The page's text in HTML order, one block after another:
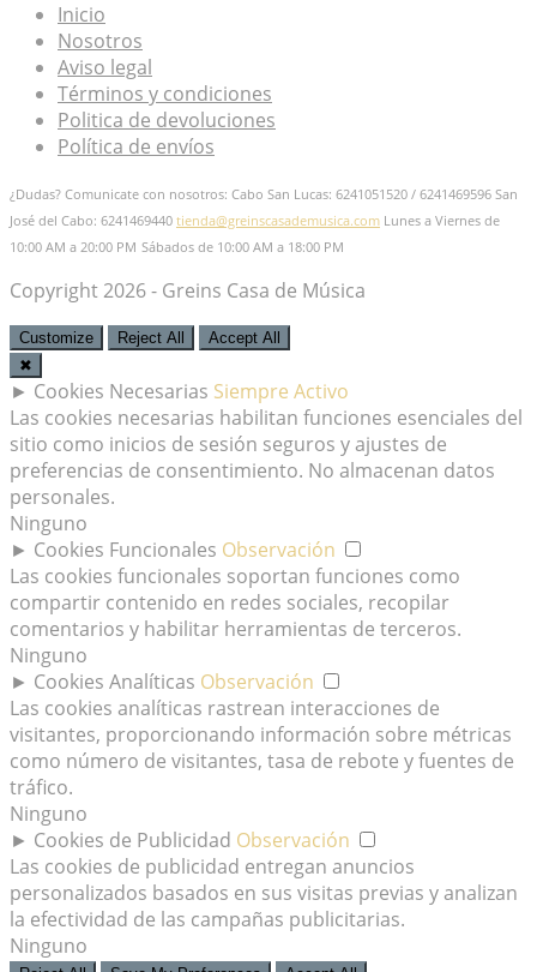
Inicio
Nosotros
Aviso legal
Términos y condiciones
Politica de devoluciones
Política de envíos
¿Dudas? Comunicate con nosotros: Cabo San Lucas: 6241051520 / 6241469596 San
José del Cabo: 6241469440 tienda@greinscasademusica.com Lunes a Viernes de
10:00 AM a 20:00 PM Sábados de 10:00 AM a 18:00 PM
Copyright 2026 - Greins Casa de Música
Customize Reject All
Accept All
✖
► Cookies Necesarias Siempre Activo
Las cookies necesarias habilitan funciones esenciales del
sitio como inicios de sesión seguros y ajustes de
preferencias de consentimiento. No almacenan datos
personales.
Ninguno
► Cookies Funcionales Observación
Las cookies funcionales soportan funciones como
compartir contenido en redes sociales, recopilar
comentarios y habilitar herramientas de terceros.
Ninguno
► Cookies Analíticas Observación
Las cookies analíticas rastrean interacciones de
visitantes, proporcionando información sobre métricas
como número de visitantes, tasa de rebote y fuentes de
tráfico.
Ninguno
► Cookies de Publicidad Observación
Las cookies de publicidad entregan anuncios
personalizados basados en sus visitas previas y analizan
la efectividad de las campañas publicitarias.
Ninguno